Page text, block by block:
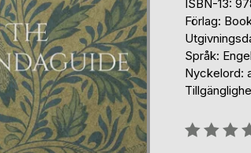
ISBN-13:
Förlag:
Språk:
Nyckelord:
Betyg::